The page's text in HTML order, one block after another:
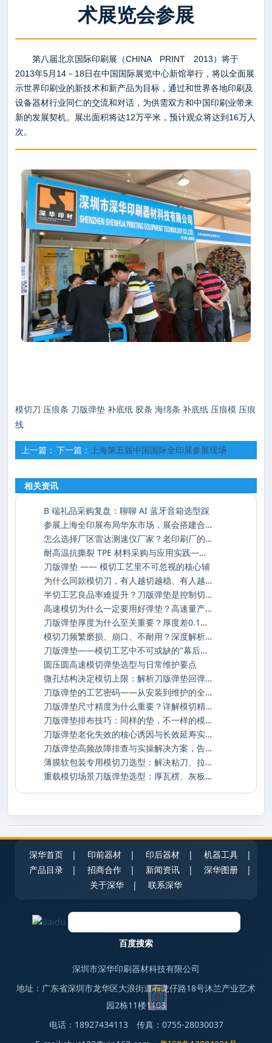
术展览会参展
第八届北京国际印刷展（CHINA PRINT 2013）将于
2013年5月14－18日在中国国际展览中心新馆举行，将以全面展
示世界印刷业的新技术和新产品为目标，通过和世界各地印刷及
设备器材行业同仁的交流和对话，为供需双方和中国印刷业带来
新的发展契机。展出面积将达12万平米，预计观众将达到16万人
次。
模切刀 压痕条 刀版弹垫 补底纸 胶条 海绵条 补底纸 压痕模 压痕
线
下一篇： 上海第五届中国国际全印展参展现场
上一篇：
相关资讯
B 端礼品采购复盘：聊聊 AI 蓝牙音箱选型踩
参展上海全印展布局华东市场，展会搭建合作
怎么选择厂区雷达测速仪厂家？老印刷厂的安
耐高温抗撕裂 TPE 材料采购与应用实践——深
刀版弹垫 —— 模切工艺里不可忽视的核心辅
为什么同款模切刀，有人越切越稳、有人越切
半切工艺良品率难提升？刀版弹垫是控制切入
高速模切为什么一定要用好弹垫？高速量产下
刀版弹垫厚度为什么至关重要？厚度差0.1mm，
模切刀频繁磨损、崩口、不耐用？深度解析损
刀版弹垫——模切工艺中不可或缺的"幕后功臣
圆压圆高速模切弹垫选型与日常维护要点
微孔结构决定模切上限：解析刀版弹垫回弹与
刀版弹垫的工艺密码——从安装到维护的全生
刀版弹垫尺寸精度为什么重要？详解模切精度
刀版弹垫排布技巧：同样的垫，不一样的模切
刀版弹垫老化失效的核心诱因与长效延寿实操
刀版弹垫高频故障排查与实操解决方案，告别
薄膜软包装专用模切刀选型：解决粘刀、拉丝
重载模切场景刀版弹垫选型：厚瓦楞、灰板加
深华首页 | 印前器材 | 印后器材 | 机器工具
|
产品目录
| 招商合作 | 新闻资讯 | 深华图册
|
关于深华
| 联系深华
深圳市深华印刷器材科技有限公司
地址：广东省深圳市龙华区大浪街道石龙仔路18号沐兰产业艺术
园2栋11楼1103
电话：18927434113 传真：0755-28030037